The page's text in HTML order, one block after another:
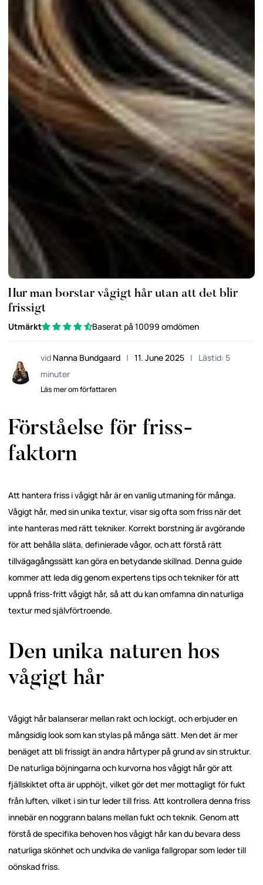
Hur man borstar vågigt hår utan att det blir
frissigt
Utmärkt Baserat på 10099 omdömen
vid Nanna Bundgaard | 11. June 2025 |
Lästid: 5
minuter
Läs mer om författaren
Förståelse för friss-
faktorn
Att hantera friss i vågigt hår är en vanlig utmaning för många.
Vågigt hår, med sin unika textur, visar sig ofta som friss när det
inte hanteras med rätt tekniker. Korrekt borstning är avgörande
för att behålla släta, definierade vågor, och att förstå rätt
tillvägagångssätt kan göra en betydande skillnad. Denna guide
kommer att leda dig genom expertens tips och tekniker för att
uppnå friss-fritt vågigt hår, så att du kan omfamna din naturliga
textur med självförtroende.
Den unika naturen hos
vågigt hår
Vågigt hår balanserar mellan rakt och lockigt, och erbjuder en
mångsidig look som kan stylas på många sätt. Men det är mer
benäget att bli frissigt än andra hårtyper på grund av sin struktur.
De naturliga böjningarna och kurvorna hos vågigt hår gör att
fjällskiktet ofta är upphöjt, vilket gör det mer mottagligt för fukt
från luften, vilket i sin tur leder till friss. Att kontrollera denna friss
innebär en noggrann balans mellan fukt och teknik. Genom att
förstå de specifika behoven hos vågigt hår kan du bevara dess
naturliga skönhet och undvika de vanliga fallgropar som leder till
oönskad friss.